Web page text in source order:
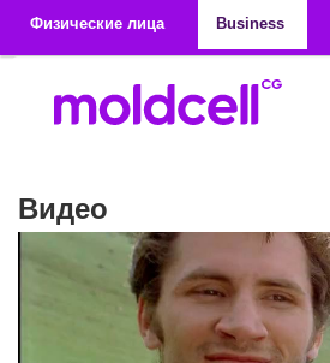
Физические лица
Business
Видео